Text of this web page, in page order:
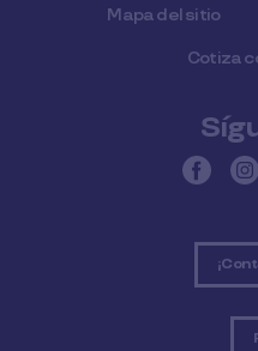
Mapa del sitio
Cotiza